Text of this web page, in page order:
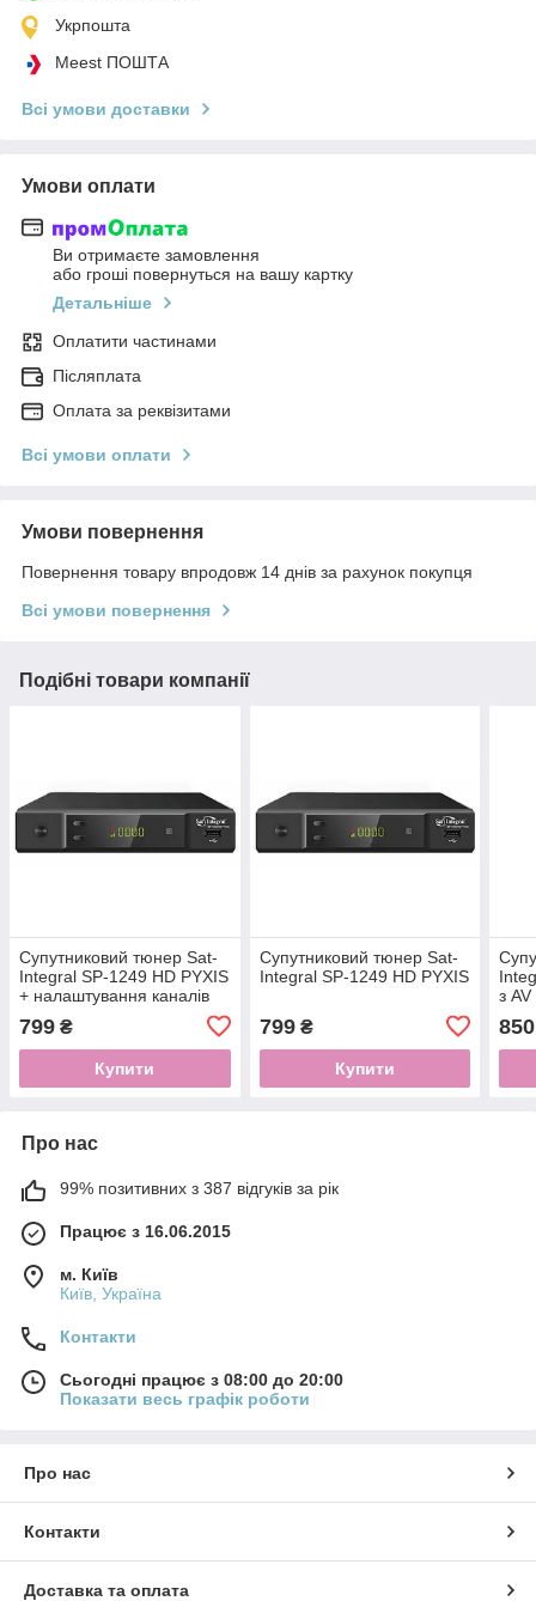
Укрпошта
Meest ПОШТА
Всі умови доставки
Умови оплати
Ви отримаєте замовлення
або гроші повернуться на вашу картку
Детальніше
Оплатити частинами
Післяплата
Оплата за реквізитами
Всі умови оплати
Умови повернення
Повернення товару впродовж 14 днів за рахунок покупця
Всі умови повернення
Подібні товари компанії
Супутниковий тюнер Sat-
Integral SP-1249 HD PYXIS
+ налаштування каналів
799 ₴
Купити
Супутниковий тюнер Sat-
Integral SP-1249 HD PYXIS
799₴
Купити
з
850
Про нас
99% позитивних з 387 відгуків за рік
Працює з 16.06.2015
м. Київ
Київ, Україна
Контакти
Сьогодні працює з 08:00 до 20:00
Показати весь графік роботи
Про нас
Контакти
Доставка та оплата